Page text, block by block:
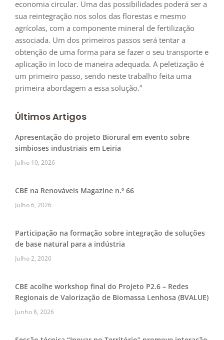
economia circular. Uma das possibilidades poderá ser a
sua reintegração nos solos das florestas e mesmo
agrícolas, com a componente mineral de fertilização
associada. Um dos primeiros passos será tentar a
obtenção de uma forma para se fazer o seu transporte e
aplicação in loco de maneira adequada. A peletização é
um primeiro passo, sendo neste trabalho feita uma
primeira abordagem a essa solução.”
Últimos Artigos
Apresentação do projeto Biorural em evento sobre
simbioses industriais em Leiria
Julho 10, 2026
CBE na Renováveis Magazine n.º 66
Julho 6, 2026
Participação na formação sobre integração de soluções
de base natural para a indústria
Julho 2, 2026
CBE acolhe workshop final do Projeto P2.6 – Redes
Regionais de Valorização de Biomassa Lenhosa (BVALUE)
Junho 8, 2026